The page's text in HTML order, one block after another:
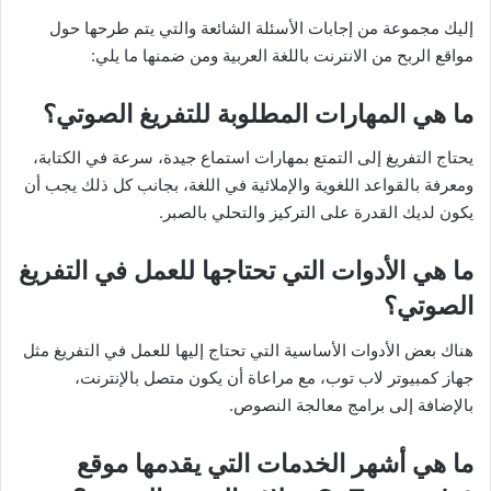
إليك مجموعة من إجابات الأسئلة الشائعة والتي يتم طرحها حول
مواقع الربح من الانترنت باللغة العربية ومن ضمنها ما يلي:
ما هي المهارات المطلوبة للتفريغ الصوتي؟
يحتاج التفريغ إلى التمتع بمهارات استماع جيدة، سرعة في الكتابة،
ومعرفة بالقواعد اللغوية والإملائية في اللغة، بجانب كل ذلك يجب أن
يكون لديك القدرة على التركيز والتحلي بالصبر.
ما هي الأدوات التي تحتاجها للعمل في التفريغ
الصوتي؟
هناك بعض الأدوات الأساسية التي تحتاج إليها للعمل في التفريغ مثل
جهاز كمبيوتر لاب توب، مع مراعاة أن يكون متصل بالإنترنت،
بالإضافة إلى برامج معالجة النصوص.
ما هي أشهر الخدمات التي يقدمها موقع